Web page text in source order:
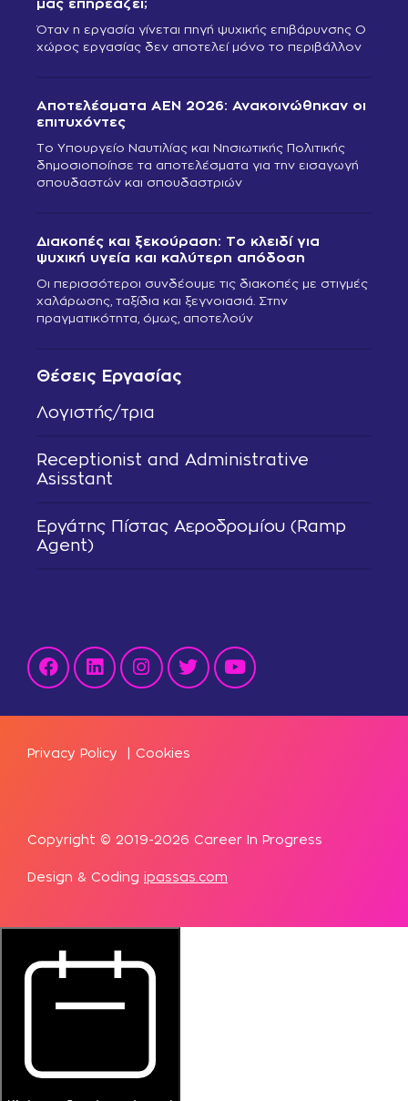
Θέσεις Εργασίας
Λογιστής/τρια
Receptionist and Administrative
Asisstant
Εργάτης Πίστας Αεροδρομίου (Ramp
Agent)
Όταν η εργασία γίνεται πηγή ψυχικής επιβάρυνσης Ο
χώρος εργασίας δεν αποτελεί μόνο το περιβάλλον
Αποτελέσματα ΑΕΝ 2026: Ανακοινώθηκαν οι
επιτυχόντες
Το Υπουργείο Ναυτιλίας και Νησιωτικής Πολιτικής
δημοσιοποίησε τα αποτελέσματα για την εισαγωγή
σπουδαστών και σπουδαστριών
Διακοπές και ξεκούραση: Το κλειδί για
ψυχική υγεία και καλύτερη απόδοση
Οι περισσότεροι συνδέουμε τις διακοπές με στιγμές
χαλάρωσης, ταξίδια και ξεγνοιασιά. Στην
πραγματικότητα, όμως, αποτελούν
Copyright © 2019-2026 Career In Progress
Design & Coding ipassas.com
Privacy Policy Cookies